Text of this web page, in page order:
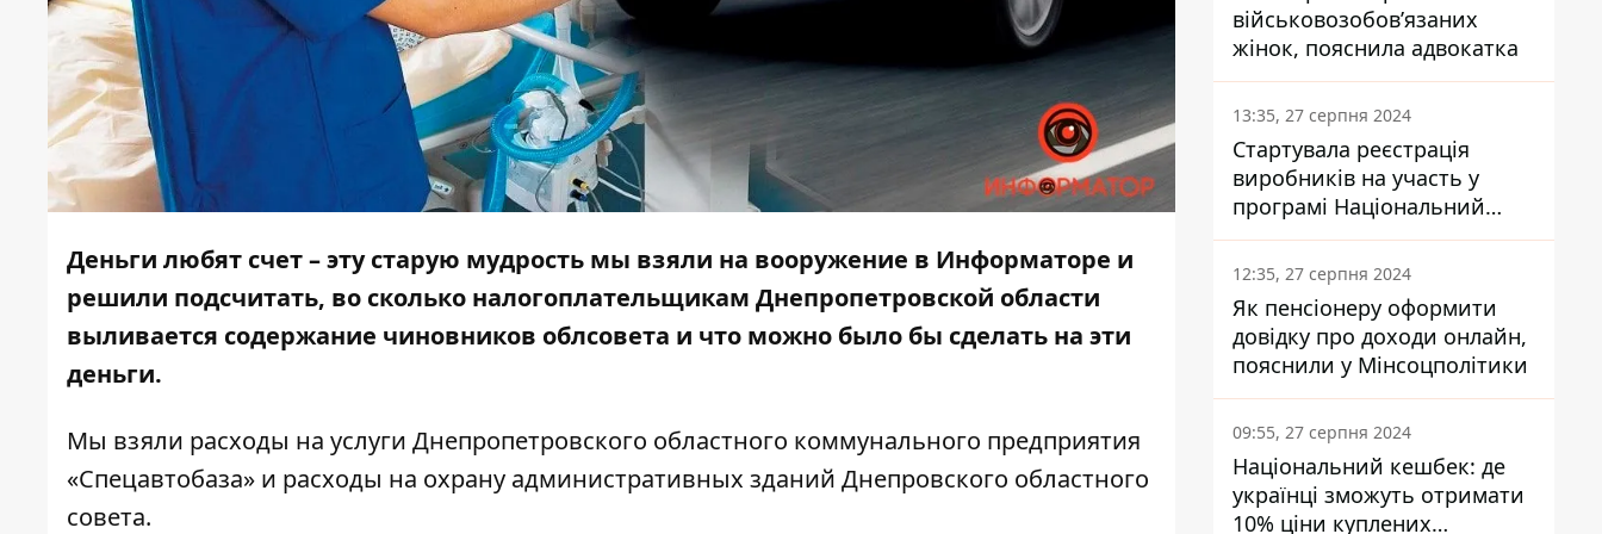
Деньги любят счет – эту старую мудрость мы взяли на вооружение в Информаторе и
решили подсчитать, во сколько налогоплательщикам Днепропетровской области
выливается содержание чиновников облсовета и что можно было бы сделать на эти
деньги.
Мы взяли расходы на услуги Днепропетровского областного коммунального предприятия
«Спецавтобаза» и расходы на охрану административных зданий Днепровского областного
совета.
військовозобов’язаних
жінок, пояснила адвокатка
13:35, 27 серпня 2024
Стартувала реєстрація
виробників на участь у
програмі Національний
кешбек: як це зробити
через портал Дія
12:35, 27 серпня 2024
Як пенсіонеру оформити
довідку про доходи онлайн,
пояснили у Мінсоцполітики
09:55, 27 серпня 2024
Національний кешбек: де
українці зможуть отримати
10% ціни куплених